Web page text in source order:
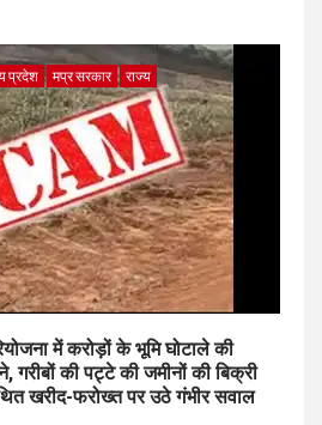
प्रदेश मप्र सरकार राज्य
में करोड़ों के भूमि घोटाले की
की पट्टे की जमीनों की बिक्री
खरीद-फरोख्त पर उठे गंभीर सवाल